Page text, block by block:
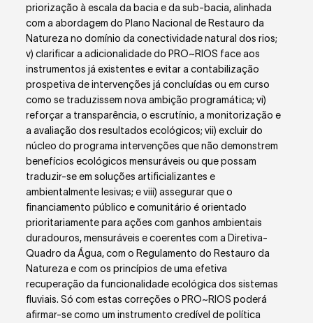
priorização à escala da bacia e da sub-bacia, alinhada
com a abordagem do Plano Nacional de Restauro da
Natureza no domínio da conectividade natural dos rios;
v) clarificar a adicionalidade do PRO~RIOS face aos
instrumentos já existentes e evitar a contabilização
prospetiva de intervenções já concluídas ou em curso
como se traduzissem nova ambição programática; vi)
reforçar a transparência, o escrutínio, a monitorização e
a avaliação dos resultados ecológicos; vii) excluir do
núcleo do programa intervenções que não demonstrem
benefícios ecológicos mensuráveis ou que possam
traduzir-se em soluções artificializantes e
ambientalmente lesivas; e viii) assegurar que o
financiamento público e comunitário é orientado
prioritariamente para ações com ganhos ambientais
duradouros, mensuráveis e coerentes com a Diretiva-
Quadro da Água, com o Regulamento do Restauro da
Natureza e com os princípios de uma efetiva
recuperação da funcionalidade ecológica dos sistemas
fluviais. Só com estas correções o PRO~RIOS poderá
afirmar-se como um instrumento credível de política